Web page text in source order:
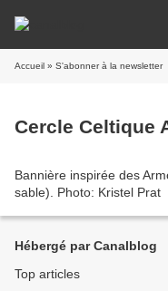
Accueil » S'abonner à la newsletter
Cercle Celtique
Bannière inspirée des
sable). Photo: Kristel Prat
Hébergé par Canalblog
Top articles